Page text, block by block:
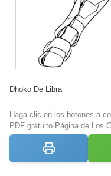
Dhoko De Libra
Haga clic en los botones a
PDF gratuito Página de Los